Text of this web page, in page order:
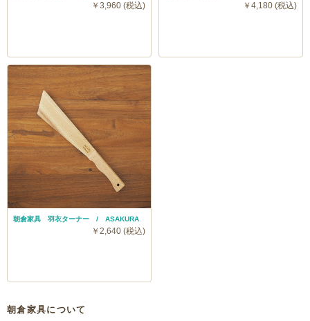
￥3,960 (税込) ￥4,180 (税込)
朝倉家具 羽衣ターナー / ASAKURA
￥2,640 (税込)
朝倉家具について